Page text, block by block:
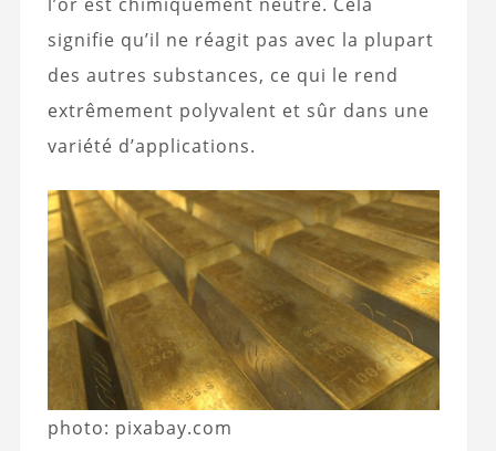
signifie qu’il ne réagit pas avec la plupart
des autres substances, ce qui le rend
extrêmement polyvalent et sûr dans une
variété d’applications.
photo: pixabay.com